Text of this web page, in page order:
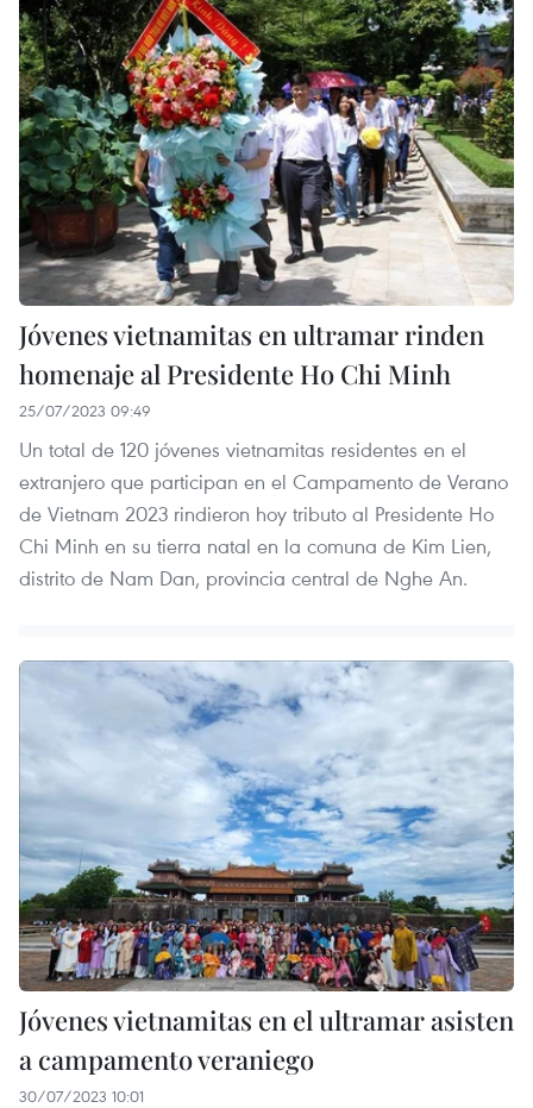
Jóvenes vietnamitas en ultramar rinden
homenaje al Presidente Ho Chi Minh
25/07/2023 09:49
Un total de 120 jóvenes vietnamitas residentes en el
extranjero que participan en el Campamento de Verano
de Vietnam 2023 rindieron hoy tributo al Presidente Ho
Chi Minh en su tierra natal en la comuna de Kim Lien,
distrito de Nam Dan, provincia central de Nghe An.
Jóvenes vietnamitas en el ultramar asisten
a campamento veraniego
30/07/2023 10:01